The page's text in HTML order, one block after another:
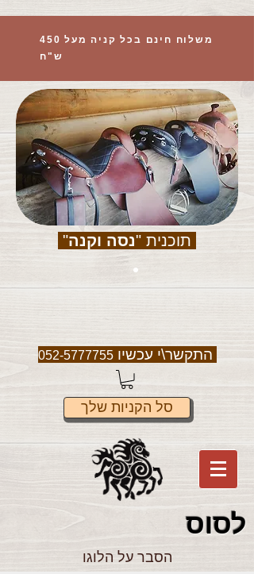
משלוח חינם בכל קניה מעל 450
ש"ח
תוכנית "נסה וקנה"
התקשר\י עכשיו052-5777755
סל הקניות שלך
לסוס
הסבר על הלוגו